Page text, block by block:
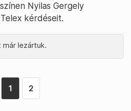
Nyilas Gergely
kérdéseit.
lezártuk.
1 2